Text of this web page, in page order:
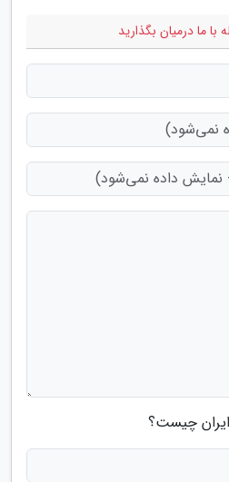
با ما درمیان بگذارید
چیست؟